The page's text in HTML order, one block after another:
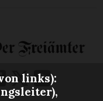
links):